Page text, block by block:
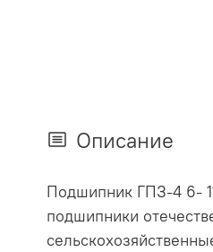
Описание
Подшипник ГПЗ-4 6-
подшипники